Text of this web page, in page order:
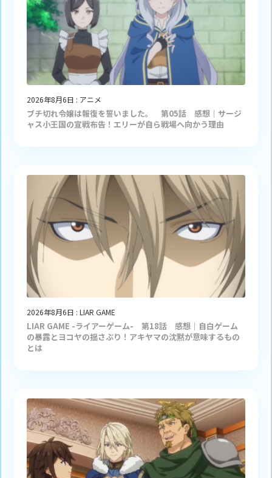
2026年8月6日 : アニメ
ブチ切れ令嬢は報復を誓いました。 第05話 感想｜サージ
ャス小王国の宣戦布告！エリーが自ら戦場へ向かう理由
2026年8月6日 : LIAR GAME
LIAR GAME -ライアーゲーム- 第18話 感想｜自白ゲーム
の暴露とヨコヤの揺さぶり！アキヤマの沈黙が意味するもの
とは